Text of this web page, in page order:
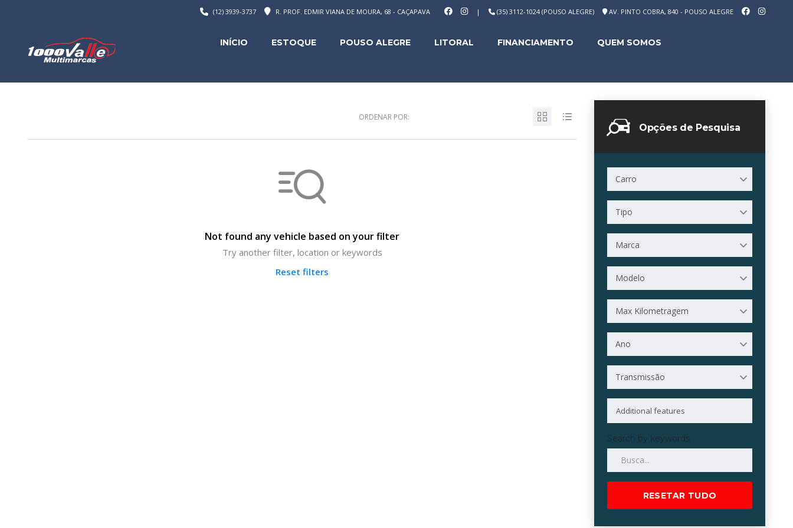
| (35) 3112-1024 (POUSO ALEGRE) AV. PINTO COBRA, 840 - POUSO ALEGRE
R. PROF. EDMIR VIANA DE MOURA, 68 - CAÇAPAVA
(12) 3939-3737
INÍCIO ESTOQUE POUSO ALEGRE LITORAL FINANCIAMENTO QUEM SOMOS
Opções de Pesquisa
Carro
Tipo
Marca
Modelo
Max Kilometragem
Ano
Transmissão
Search by keywords
RESETAR TUDO
ORDENAR POR:
Not found any vehicle based on your filter
Try another filter, location or keywords
Reset filters